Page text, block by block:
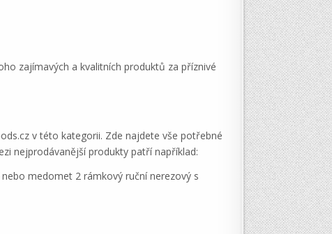
zajímavých a kvalitních produktů za příznivé
v této kategorii. Zde najdete vše potřebné
nejprodávanější produkty patří například:
medomet 2 rámkový ruční nerezový s